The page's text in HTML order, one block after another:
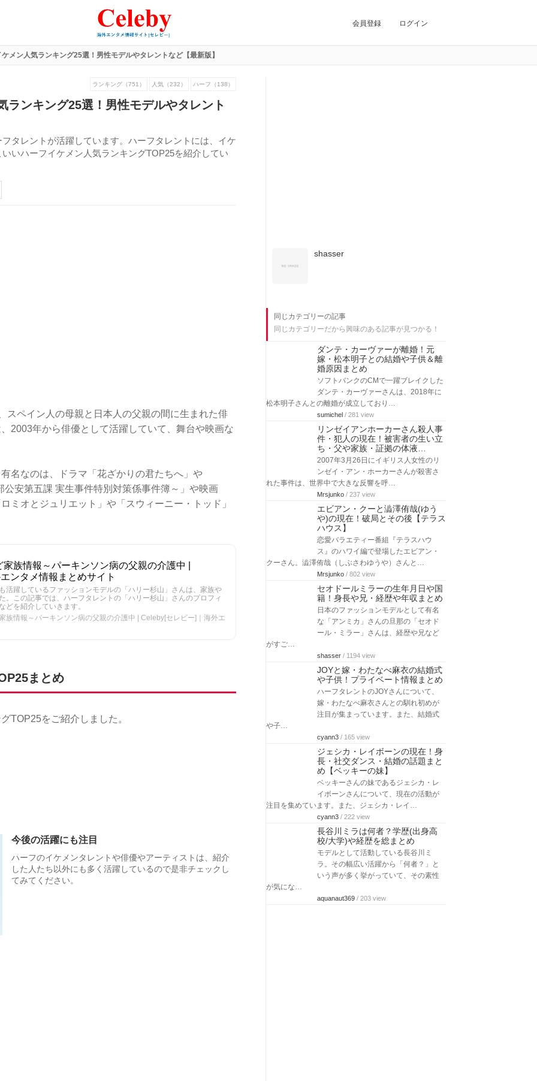
会員登録 ログイン
メン人気ランキング25選！男性モデルやタレントなど【最新版】
ランキング（751） 人気（232） ハーフ（138）
ランキング25選！男性モデルやタレント
タレントが活躍しています。ハーフタレントには、イケ
いハーフイケメン人気ランキングTOP25を紹介してい
スペイン人の母親と日本人の父親の間に生まれた俳
2003年から俳優として活躍していて、舞台や映画な
名なのは、ドラマ「花ざかりの君たちへ」や
公安第五課 実生事件特別対策係事件簿～」や映画
ミオとジュリエット」や「スウィーニー・トッド」
族情報～パーキンソン病の父親の介護中 |
ンタメ情報まとめサイト
活躍しているファッションモデルの「ハリー杉山」さんは、家族や
。この記事では、ハーフタレントの「ハリー杉山」さんのプロフィ
どを紹介していきます。
族情報～パーキンソン病の父親の介護中 | Celeby[セレビー]｜海外エ
まとめ
TOP25をご紹介しました。
今後の活躍にも注目
ハーフのイケメンタレントや俳優やアーティストは、紹介
した人たち以外にも多く活躍しているので是非チェックし
てみてください。
shasser
同じカテゴリーの記事
同じカテゴリーだから興味のある記事が見つかる！
ダンテ・カーヴァーが離婚！元
嫁・松本明子との結婚や子供＆離
婚原因まとめ
ソフトバンクのCMで一躍ブレイクした
ダンテ・カーヴァーさんは、2018年に
松本明子さんとの離婚が成立しており…
sumichel / 281 view
リンゼイアンホーカーさん殺人事
件・犯人の現在！被害者の生い立
ち・父や家族・証拠の体液…
2007年3月26日にイギリス人女性のリ
ンゼイ・アン・ホーカーさんが殺害さ
れた事件は、世界中で大きな反響を呼…
Mrsjunko / 237 view
エビアン・クーと澁澤侑哉(ゆう
や)の現在！破局とその後【テラス
ハウス】
恋愛バラエティー番組『テラスハウ
ス』のハワイ編で登場したエビアン・
クーさん。澁澤侑哉（しぶさわゆうや）さんと…
Mrsjunko / 802 view
セオドールミラーの生年月日や国
籍！身長や兄・経歴や年収まとめ
日本のファッションモデルとして有名
な「アンミカ」さんの旦那の「セオド
ール・ミラー」さんは、経歴や兄など
がすご…
shasser / 1194 view
JOYと嫁・わたなべ麻衣の結婚式
や子供！プライベート情報まとめ
ハーフタレントのJOYさんについて、
嫁・わたなべ麻衣さんとの馴れ初めが
注目が集まっています。また、結婚式
や子…
cyann3 / 165 view
ジェシカ・レイボーンの現在！身
長・社交ダンス・結婚の話題まと
め【ベッキーの妹】
ベッキーさんの妹であるジェシカ・レ
イボーンさんについて、現在の活動が
注目を集めています。また、ジェシカ・レイ…
cyann3 / 222 view
長谷川ミラは何者？学歴(出身高
校/大学)や経歴を総まとめ
モデルとして活動している長谷川ミ
ラ。その幅広い活躍から「何者？」と
いう声が多く挙がっていて、その素性
が気にな…
aquanaut369 / 203 view